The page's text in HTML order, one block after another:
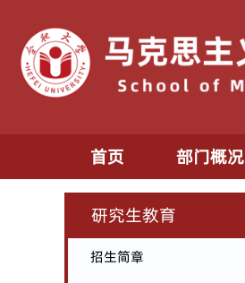
首页 部门概况
研究生教育
招生简章